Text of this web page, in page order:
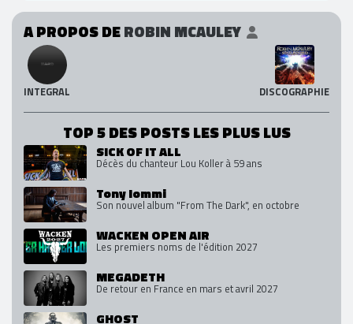
A PROPOS DEROBIN MCAULEY
INTEGRAL DISCOGRAPHIE
TOP 5 DES POSTS LES PLUS LUS
SICK OF IT ALL
Décès du chanteur Lou Koller à 59 ans
Tony Iommi
Son nouvel album "From The Dark", en octobre
WACKEN OPEN AIR
Les premiers noms de l'édition 2027
MEGADETH
De retour en France en mars et avril 2027
GHOST